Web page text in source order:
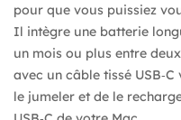
pour que vous puissiez
Il intègre une batterie
un mois ou plus entre
avec un câble tissé
le jumeler et de le